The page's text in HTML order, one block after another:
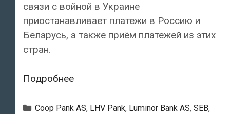
связи с войной в Украине
приостанавливает платежи в Россию и
Беларусь, а также приём платежей из этих
стран.
ПодробнееЭстонские
приостанавливают
Рубрики
Coop Pank AS, LHV Pank, Luminor Bank AS, SEB,